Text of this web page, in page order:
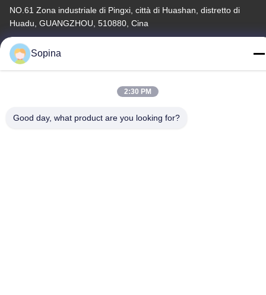
NO.61 Zona industriale di Pingxi, città di Huashan, distretto di
Huadu, GUANGZHOU, 510880, Cina
Telefono
86-13539447986
Sopina
2:30 PM
Good day, what product are you looking for?